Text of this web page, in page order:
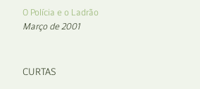
O Polícia e o Ladrão
Março de 2001
CURTAS